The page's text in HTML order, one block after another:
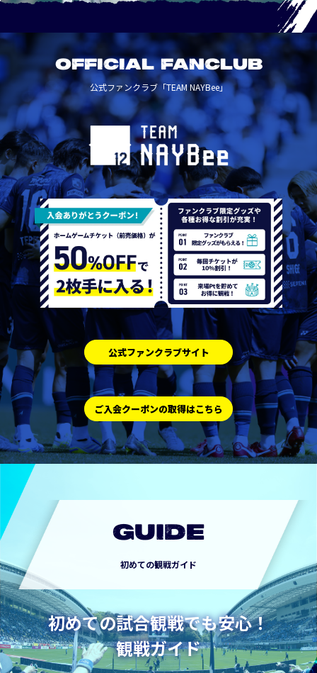
OFFICIAL FANCLUB
公式ファンクラブ「TEAM NAYBee」
公式ファンクラブサイト
ご入会クーポンの取得はこちら
GUIDE
初めての観戦ガイド
初めての試合観戦でも安心！
観戦ガイド